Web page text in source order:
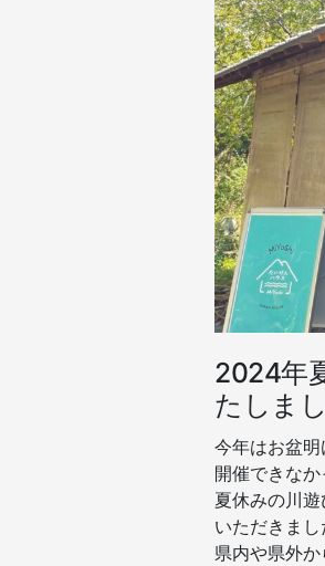
2024年
たしま
今年はお盆明
開催できなか
夏休みの川
いただきまし
県内や県外